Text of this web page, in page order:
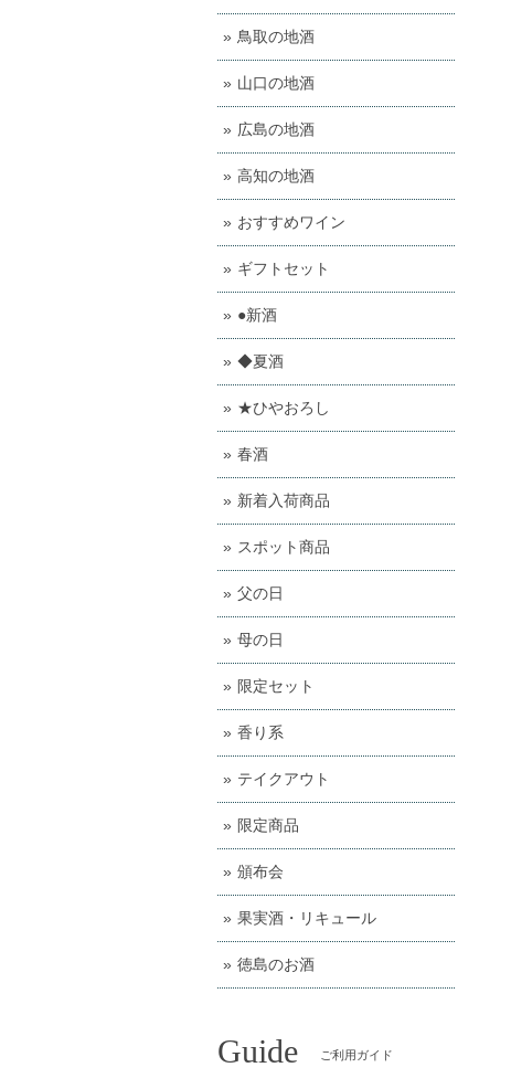
鳥取の地酒
山口の地酒
広島の地酒
高知の地酒
おすすめワイン
ギフトセット
●新酒
◆夏酒
★ひやおろし
春酒
新着入荷商品
スポット商品
父の日
母の日
限定セット
香り系
テイクアウト
限定商品
頒布会
果実酒・リキュール
徳島のお酒
Guide ご利用ガイド